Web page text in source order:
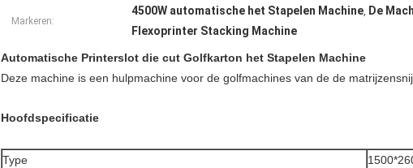
Markeren:
4500W automatische het Stapelen Machine, De
Flexoprinter Stacking Machine
Automatische Printerslot die cut Golfkarton het Stapelen Machine
Deze machine is een hulpmachine voor de golfmachines van de de
Hoofdspecificatie
Type